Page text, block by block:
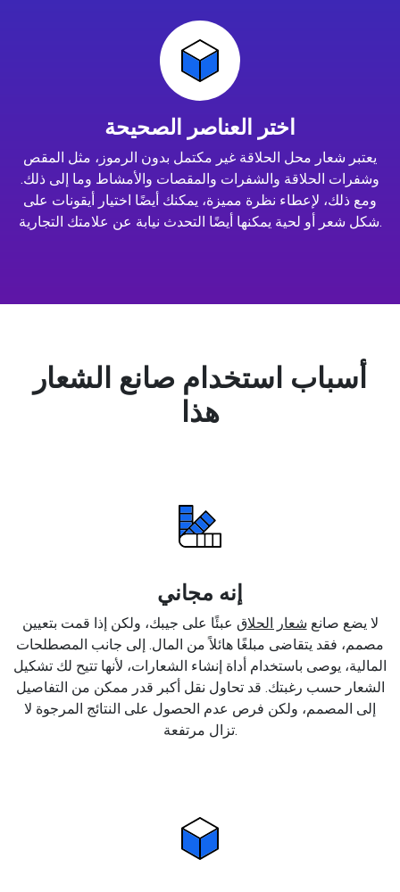
اختر العناصر الصحيحة
يعتبر شعار محل الحلاقة غير مكتمل بدون الرموز، مثل المقص
وشفرات الحلاقة والشفرات والمقصات والأمشاط وما إلى ذلك.
ومع ذلك، لإعطاء نظرة مميزة، يمكنك أيضًا اختيار أيقونات على
شكل شعر أو لحية يمكنها أيضًا التحدث نيابة عن علامتك التجارية.
أسباب استخدام صانع الشعار
هذا
إنه مجاني
لا يضع صانع شعار الحلاق عبئًا على جيبك، ولكن إذا قمت بتعيين
مصمم، فقد يتقاضى مبلغًا هائلاً من المال. إلى جانب المصطلحات
المالية، يوصى باستخدام أداة إنشاء الشعارات، لأنها تتيح لك تشكيل
الشعار حسب رغبتك. قد تحاول نقل أكبر قدر ممكن من التفاصيل
إلى المصمم، ولكن فرص عدم الحصول على النتائج المرجوة لا
تزال مرتفعة.